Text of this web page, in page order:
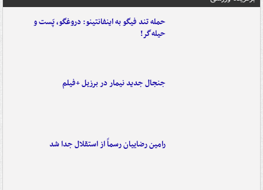
حمله تند فیگو به اینفانتینو: دروغگو، پَست‌ و
حیله‌گر!
جنجال جدید نیمار در برزیل +فیلم
رامین رضاییان رسماً از استقلال جدا شد